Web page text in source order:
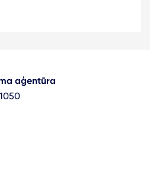
aģentūra